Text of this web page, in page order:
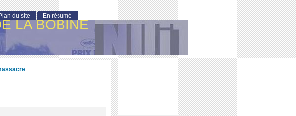
LA BOBINE
Plan du site En résumé